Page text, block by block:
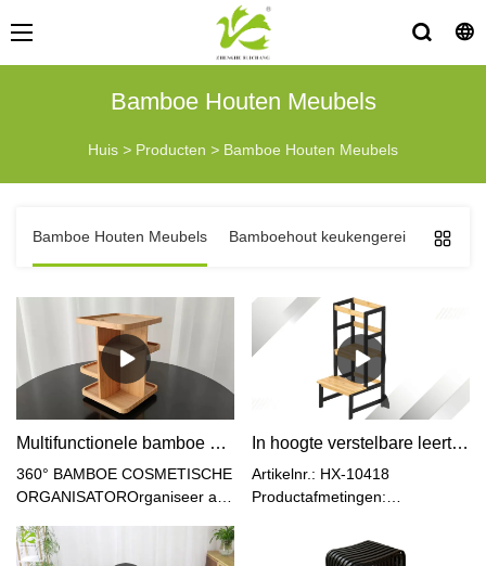
Bamboe Houten Meubels
Huis > Producten > Bamboe Houten Meubels
Bamboe Houten Meubels Bamboehout keukengerei
Multifunctionele bamboe opslagcarrousel
360° BAMBOE COSMETISCHE
ORGANISATOROrganiseer al
meer met een draaiende
In hoogte verstelbare leertoren voor kinderen, stijlvolle kantelbeveiliging
Artikelnr.: HX-10418
Productafmetingen:
afmetingen: 93*44*5,5 cm